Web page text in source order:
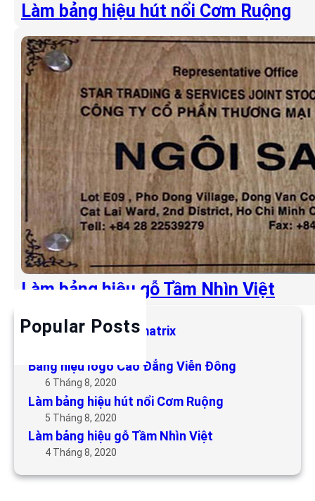
Làm bảng hiệu hút nổi Cơm Ruộng
Làm bảng hiệu gỗ Tầm Nhìn Việt
Popular Posts
Làm bảng hiệu LED matrix
Bảng hiệu logo Cao Đẳng Viễn Đông
6 Tháng 8, 2020
Làm bảng hiệu hút nổi Cơm Ruộng
5 Tháng 8, 2020
Làm bảng hiệu gỗ Tầm Nhìn Việt
4 Tháng 8, 2020